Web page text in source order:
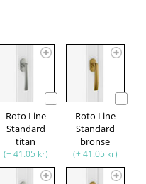
Roto Line
Standard
titan
(+ 41.05 kr)
Roto Line
Standard
bronse
(+ 41.05 kr)